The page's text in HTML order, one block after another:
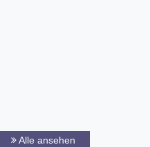
Alle ansehen